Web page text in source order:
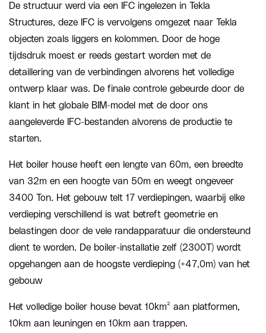
De structuur werd via een IFC ingelezen in Tekla
Structures, deze IFC is vervolgens omgezet naar Tekla
objecten zoals liggers en kolommen. Door de hoge
tijdsdruk moest er reeds gestart worden met de
detaillering van de verbindingen alvorens het volledige
ontwerp klaar was. De finale controle gebeurde door de
klant in het globale BIM-model met de door ons
aangeleverde IFC-bestanden alvorens de productie te
starten.
Het boiler house heeft een lengte van 60m, een breedte
van 32m en een hoogte van 50m en weegt ongeveer
3400 Ton. Het gebouw telt 17 verdiepingen, waarbij elke
verdieping verschillend is wat betreft geometrie en
belastingen door de vele randapparatuur die ondersteund
dient te worden. De boiler-installatie zelf (2300T) wordt
opgehangen aan de hoogste verdieping (+47,0m) van het
gebouw
Het volledige boiler house bevat 10km² aan platformen,
10km aan leuningen en 10km aan trappen.